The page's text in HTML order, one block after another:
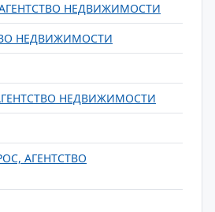
НЕДВИЖИМОСТИ
НЕДВИЖИМОСТИ
НЕДВИЖИМОСТИ
АГЕНТСТВО